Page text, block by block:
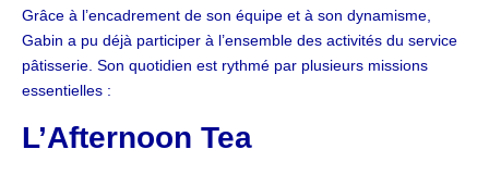
Grâce à l’encadrement de son équipe et à son dynamisme,
Gabin a pu déjà participer à l’ensemble des activités du service
pâtisserie. Son quotidien est rythmé par plusieurs missions
essentielles :
L’Afternoon Tea